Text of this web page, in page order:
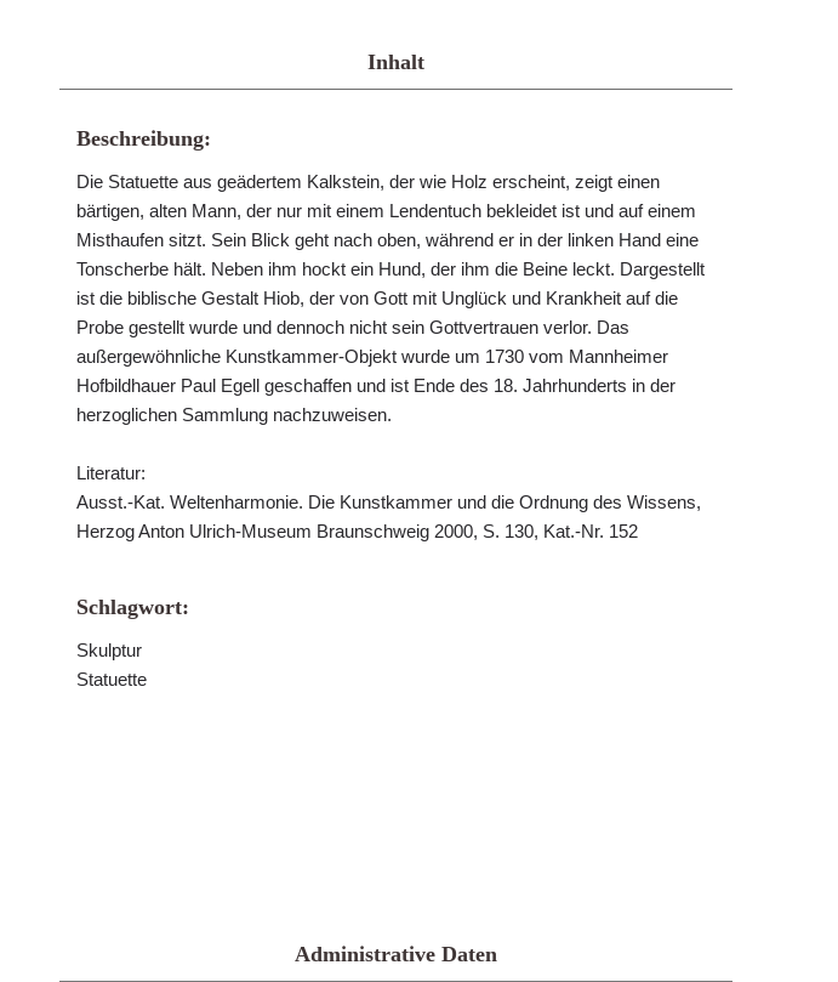
Inhalt
Beschreibung:
Die Statuette aus geädertem Kalkstein, der wie Holz erscheint, zeigt einen
bärtigen, alten Mann, der nur mit einem Lendentuch bekleidet ist und auf einem
Misthaufen sitzt. Sein Blick geht nach oben, während er in der linken Hand eine
Tonscherbe hält. Neben ihm hockt ein Hund, der ihm die Beine leckt. Dargestellt
ist die biblische Gestalt Hiob, der von Gott mit Unglück und Krankheit auf die
Probe gestellt wurde und dennoch nicht sein Gottvertrauen verlor. Das
außergewöhnliche Kunstkammer-Objekt wurde um 1730 vom Mannheimer
Hofbildhauer Paul Egell geschaffen und ist Ende des 18. Jahrhunderts in der
herzoglichen Sammlung nachzuweisen.
Literatur:
Ausst.-Kat. Weltenharmonie. Die Kunstkammer und die Ordnung des Wissens,
Herzog Anton Ulrich-Museum Braunschweig 2000, S. 130, Kat.-Nr. 152
Schlagwort:
Skulptur
Statuette
Administrative Daten